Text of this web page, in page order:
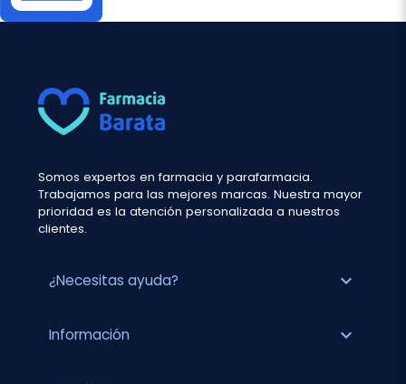
Somos expertos en farmacia y parafarmacia.
Trabajamos para las mejores marcas. Nuestra mayor
prioridad es la atención personalizada a nuestros
clientes.
¿Necesitas ayuda? expand_more
Información expand_more